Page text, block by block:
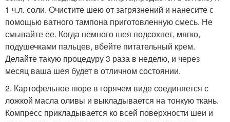
1 ч.л. соли. Очистите шею от загрязнений и нанесите с
помощью ватного тампона приготовленную смесь. Не
смывайте ее. Когда немного шея подсохнет, мягко,
подушечками пальцев, вбейте питательный крем.
Делайте такую процедуру 3 раза в неделю, и через
месяц ваша шея будет в отличном состоянии.
2. Картофельное пюре в горячем виде соединяется с
ложкой масла оливы и выкладывается на тонкую ткань.
Компресс прикладывается ко всей поверхности шеи и